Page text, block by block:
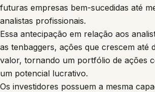
futuras empresas bem-sucedidas até
analistas profissionais.
Essa antecipação em relação aos
as tenbaggers, ações que crescem até
valor, tornando um portfólio de ações
um potencial lucrativo.
Os investidores possuem a mesma